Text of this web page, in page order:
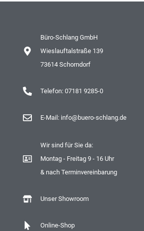
Büro-Schlang GmbH
Wieslauftalstraße 139
73614 Schorndorf
Telefon: 07181 9285-0
E-Mail: info@buero-schlang.de
Wir sind für Sie da:
Montag - Freitag 9 - 16 Uhr
& nach Terminvereinbarung
Unser Showroom
Online-Shop